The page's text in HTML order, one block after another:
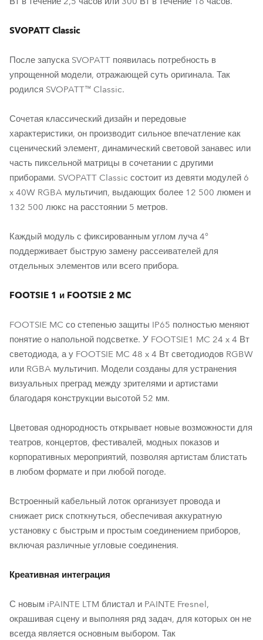
SVOPATT Classic
После запуска SVOPATT появилась потребность в
упрощенной модели, отражающей суть оригинала. Так
родился SVOPATT™ Classic.
Сочетая классический дизайн и передовые
характеристики, он производит сильное впечатление как
сценический элемент, динамический световой занавес или
часть пиксельной матрицы в сочетании с другими
приборами. SVOPATT Classic состоит из девяти модулей 6
x 40W RGBA мультичип, выдающих более 12 500 люмен и
132 500 люкс на расстоянии 5 метров.
Каждый модуль с фиксированным углом луча 4°
поддерживает быструю замену рассеивателей для
отдельных элементов или всего прибора.
FOOTSIE 1 и FOOTSIE 2 MC
FOOTSIE MC со степенью защиты IP65 полностью меняют
понятие о напольной подсветке. У FOOTSIE1 MC 24 x 4 Вт
светодиода, а у FOOTSIE MC 48 x 4 Вт светодиодов RGBW
или RGBA мультичип. Модели созданы для устранения
визуальных преград между зрителями и артистами
благодаря конструкции высотой 52 мм.
Цветовая однородность открывает новые возможности для
театров, концертов, фестивалей, модных показов и
корпоративных мероприятий, позволяя артистам блистать
в любом формате и при любой погоде.
Встроенный кабельный лоток организует провода и
снижает риск споткнуться, обеспечивая аккуратную
установку с быстрым и простым соединением приборов,
включая различные угловые соединения.
Креативная интеграция
С новым iPAINTE LTM блистал и PAINTE Fresnel,
окрашивая сцену и выполняя ряд задач, для которых он не
всегда является основным выбором. Так